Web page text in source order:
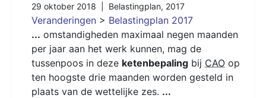
29 oktober 2018 | Belastingplan, 2017
Veranderingen > Belastingplan 2017
... omstandigheden maximaal negen maanden
per jaar aan het werk kunnen, mag de
tussenpoos in deze ketenbepaling bij CAO op
ten hoogste drie maanden worden gesteld in
plaats van de wettelijke zes. ...